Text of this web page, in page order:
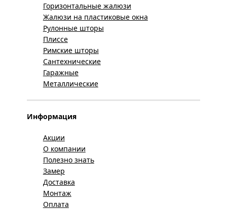
Горизонтальные жалюзи
Жалюзи на пластиковые окна
Рулонные шторы
Плиссе
Римские шторы
Сантехнические
Гаражные
Металлические
Информация
Акции
О компании
Полезно знать
Замер
Доставка
Монтаж
Оплата